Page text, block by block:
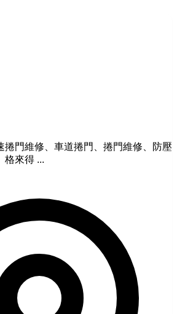
捲門維修、車道捲門、捲門維修、防壓
格來得 ...